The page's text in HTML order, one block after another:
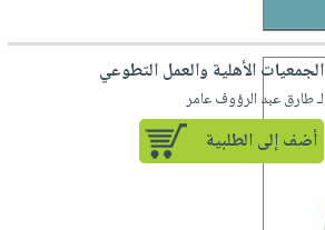
الجمعيات الأهلية والعمل التطوعي
لـ طارق عبد الرؤوف عامر
أضف إلى الطلبية